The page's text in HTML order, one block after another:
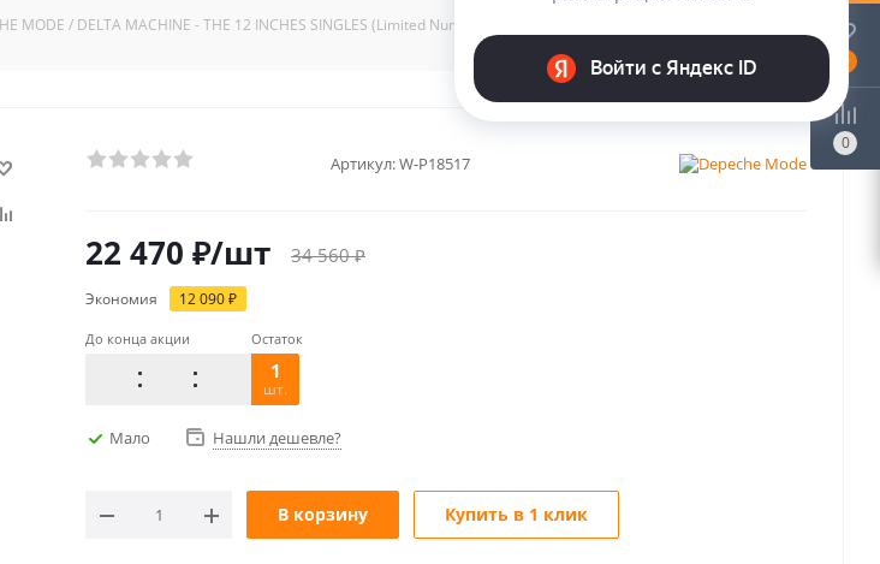
MODE / DELTA MACHINE - THE 12 INCHES SINGLES (Limited Numbered Edition) (6LP)
Артикул:W-P18517
22 470 ₽/шт 34 560₽
Экономия 12 090₽
До конца акции Остаток
1
шт.
Мало Нашли дешевле?
В корзину Купить в 1 клик
0
0